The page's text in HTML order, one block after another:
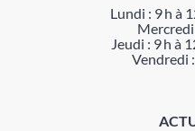
Lundi : 9 h à
Mercredi
Jeudi : 9 h à
Vendredi